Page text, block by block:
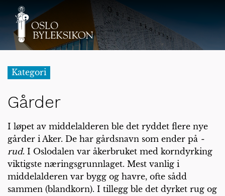
Kategori
Gårder
I løpet av middelalderen ble det ryddet flere nye
gårder i Aker. De har gårdsnavn som ender på -
rud. I Oslodalen var åkerbruket med korndyrking
viktigste næringsgrunnlaget. Mest vanlig i
middelalderen var bygg og havre, ofte sådd
sammen (blandkorn). I tillegg ble det dyrket rug og